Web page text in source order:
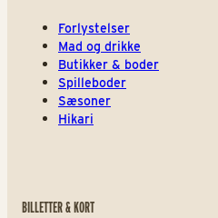
Forlystelser
Mad og drikke
Butikker & boder
Spilleboder
Sæsoner
Hikari
BILLETTER & KORT